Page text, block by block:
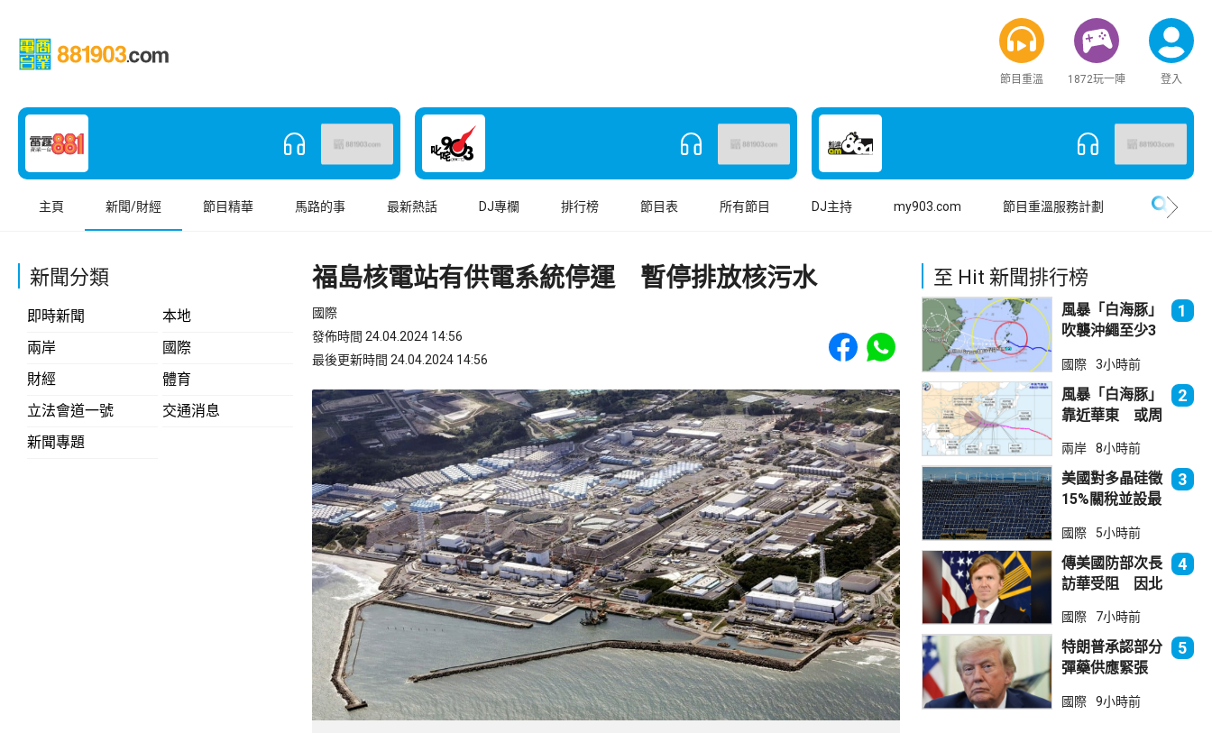
節目重溫 1872玩一陣 登入
主頁 新聞/財經 節目精華 馬路的事 最新熱話 DJ專欄 排行榜 節目表 所有節目 DJ主持 my903.com 節目重溫服務計劃
新聞分類
即時新聞
本地
兩岸
國際
財經
體育
立法會道一號
交通消息
新聞專題
福島核電站有供電系統停運 暫停排放核污水
國際
發佈時間 24.04.2024 14:56
最後更新時間 24.04.2024 14:56
Share to Facebook
Share to WhatsApp
至 Hit 新聞排行榜
風暴「白海豚」
吹襲沖繩至少3
取消
1
國際 3小時前
風暴「白海豚」
靠近華東 或周
2
兩岸 8小時前
美國對多晶硅徵
15%關稅並設最
克：中國無法再
傾銷
3
國際 5小時前
傳美國防部次長
訪華受阻 因北
售
4
國際 7小時前
特朗普承認部分
彈藥供應緊張
成
5
國際 9小時前